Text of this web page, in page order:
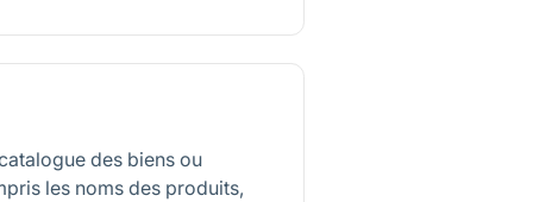
des biens ou
les noms des produits,